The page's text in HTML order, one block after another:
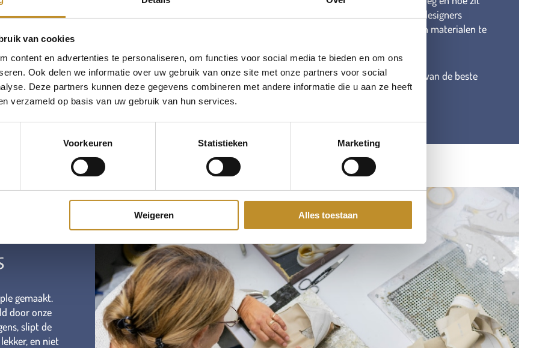
van cookies
content en advertenties te personaliseren, om functies voor social media te bieden en om ons
Ook delen we informatie over uw gebruik van onze site met onze partners voor social
Deze partners kunnen deze gegevens combineren met andere informatie die u aan ze heeft
verzameld op basis van uw gebruik van hun services.
Voorkeuren Statistieken Marketing
Weigeren Alles toestaan
het met de glans? En natuurlijk gaan onze designers
regelmatig mee om inspiratie op te doen en materialen te
Zo zorgen wij voor de mooiste leersoorten van de beste
kwaliteit voor al onze schoenen.
gemaakt.
door onze
slipt de
en niet